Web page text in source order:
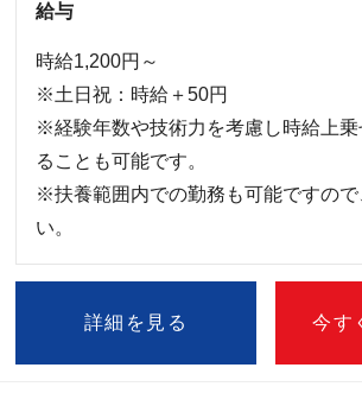
給与
時給1,200円～
※土日祝：時給＋50円
※経験年数や技術力を考慮し時給上
ることも可能です。
※扶養範囲内での勤務も可能ですので
い。
詳細を見る 今す